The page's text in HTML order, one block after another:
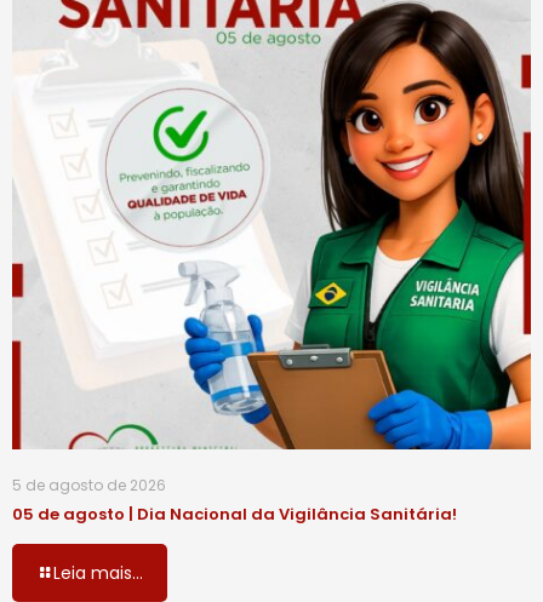
5 de agosto de 2026
05 de agosto | Dia Nacional da Vigilância Sanitária!
Leia mais...